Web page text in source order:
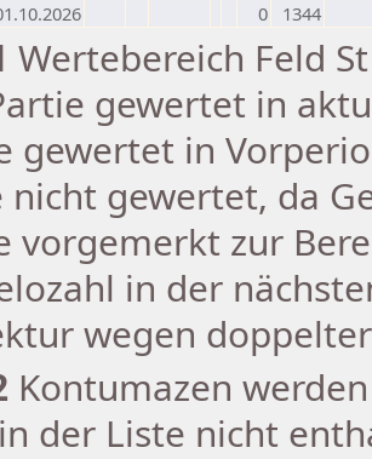
0 1344
Wertebereich Feld
gewertet in
gewertet in
nicht gewertet, da
vorgemerkt zur
in der
wegen
Kontumazen
der Liste nicht